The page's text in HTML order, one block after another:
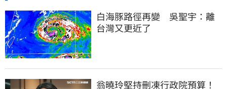
白海豚路徑再變　吳聖宇：離
台灣又更近了
翁曉玲堅持刪凍行政院預算！